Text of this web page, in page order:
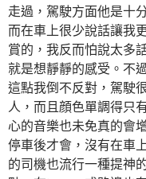
走過，駕駛方面他是十
而在車上很少說話讓我
賞的，我反而怕說太多
就是想靜靜的感受。不
這點我倒不反對，駕駛
人，而且顔色單調得只
心的音樂也未免真的會
停車後才會，沒有在車
的司機也流行一種提神